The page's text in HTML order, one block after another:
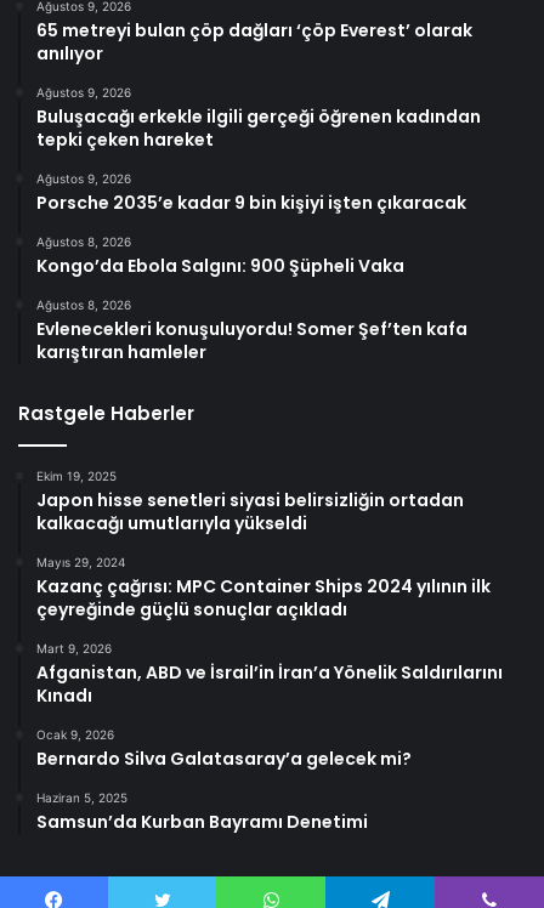
Ağustos 9, 2026
65 metreyi bulan çöp dağları ‘çöp Everest’ olarak
anılıyor
Ağustos 9, 2026
Buluşacağı erkekle ilgili gerçeği öğrenen kadından
tepki çeken hareket
Ağustos 9, 2026
Porsche 2035’e kadar 9 bin kişiyi işten çıkaracak
Ağustos 8, 2026
Kongo’da Ebola Salgını: 900 Şüpheli Vaka
Ağustos 8, 2026
Evlenecekleri konuşuluyordu! Somer Şef’ten kafa
karıştıran hamleler
Rastgele Haberler
Ekim 19, 2025
Japon hisse senetleri siyasi belirsizliğin ortadan
kalkacağı umutlarıyla yükseldi
Mayıs 29, 2024
Kazanç çağrısı: MPC Container Ships 2024 yılının ilk
çeyreğinde güçlü sonuçlar açıkladı
Mart 9, 2026
Afganistan, ABD ve İsrail’in İran’a Yönelik Saldırılarını
Kınadı
Ocak 9, 2026
Bernardo Silva Galatasaray’a gelecek mi?
Haziran 5, 2025
Samsun’da Kurban Bayramı Denetimi